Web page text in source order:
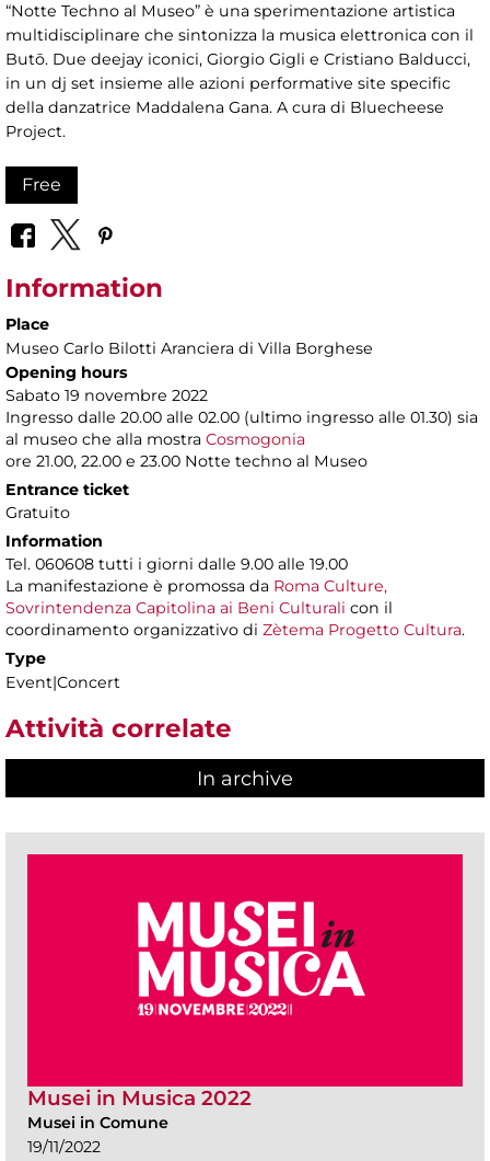
“Notte Techno al Museo” è una sperimentazione artistica
multidisciplinare che sintonizza la musica elettronica con il
Butō. Due deejay iconici, Giorgio Gigli e Cristiano Balducci,
in un dj set insieme alle azioni performative site specific
della danzatrice Maddalena Gana. A cura di Bluecheese
Project.
Free
Information
Place
Museo Carlo Bilotti Aranciera di Villa Borghese
Opening hours
Sabato 19 novembre 2022
Ingresso dalle 20.00 alle 02.00 (ultimo ingresso alle 01.30) sia
al museo che alla mostra Cosmogonia
ore 21.00, 22.00 e 23.00 Notte techno al Museo
Entrance ticket
Gratuito
Information
Tel. 060608 tutti i giorni dalle 9.00 alle 19.00
La manifestazione è promossa da Roma Culture,
Sovrintendenza Capitolina ai Beni Culturali con il
coordinamento organizzativo di Zètema Progetto Cultura.
Type
Event|Concert
Attività correlate
In archive
Musei in Musica 2022
Musei in Comune
19/11/2022